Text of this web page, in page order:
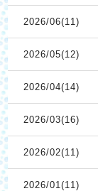
2026/06(11)
2026/05(12)
2026/04(14)
2026/03(16)
2026/02(11)
2026/01(11)